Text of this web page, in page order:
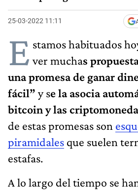
25-03-2022 11:11
E stamos habituados
ver muchas
una promesa de ganar
fácil” y se la asocia
bitcoin y las
de estas promesas son
piramidales que suelen
estafas.
A lo largo del tiempo se